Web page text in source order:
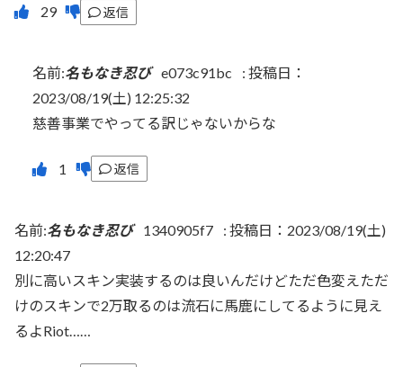
返信
名前:名もなき忍び e073c91bc : 投稿日：
2023/08/19(土) 12:25:32
慈善事業でやってる訳じゃないからな
返信
名前:名もなき忍び 1340905f7 : 投稿日：2023/08/19(土)
12:20:47
別に高いスキン実装するのは良いんだけどただ色変えただ
けのスキンで2万取るのは流石に馬鹿にしてるように見え
るよRiot……